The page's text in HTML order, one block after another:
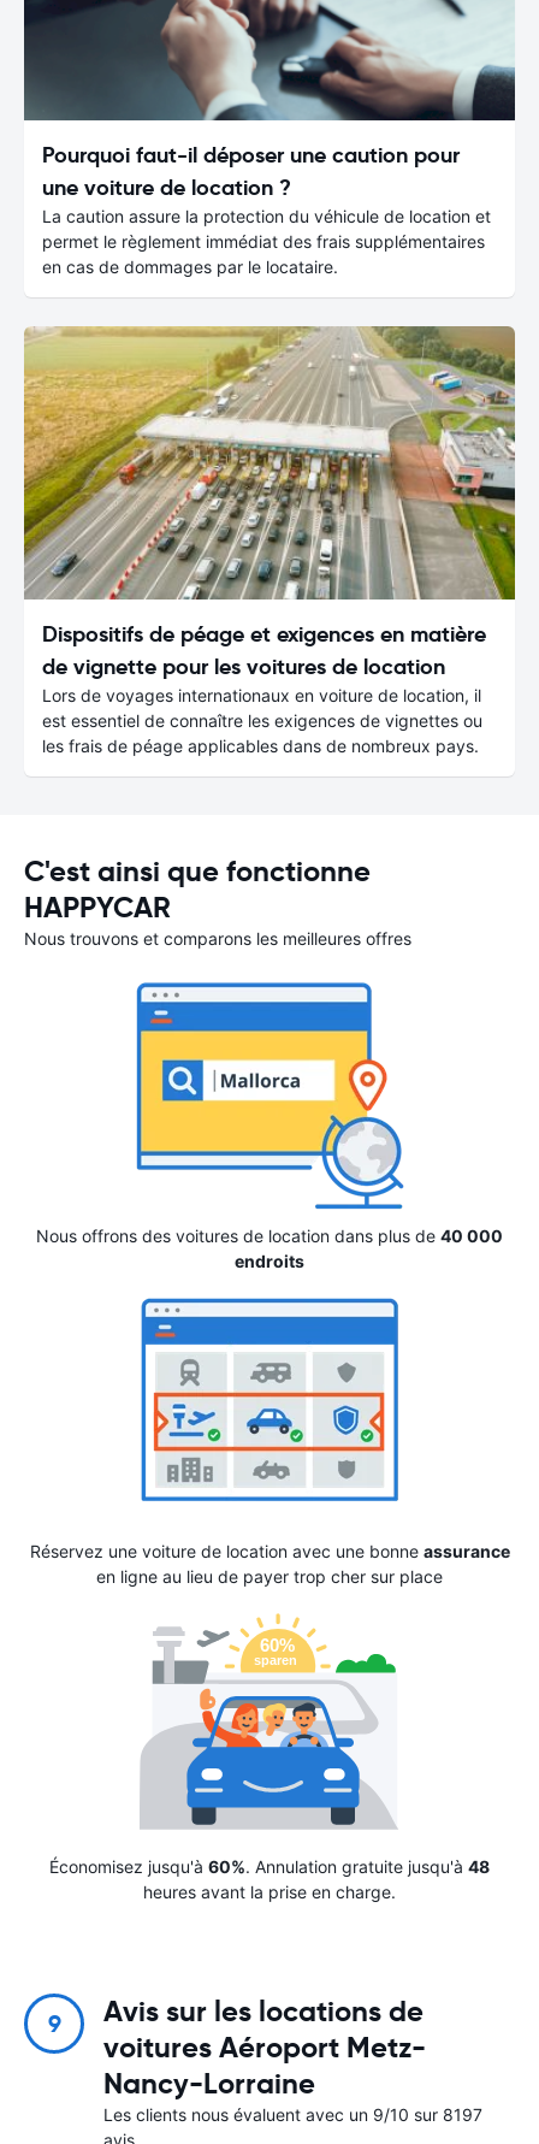
Pourquoi faut-il déposer une caution pour
une voiture de location ?
La caution assure la protection du véhicule de location et
permet le règlement immédiat des frais supplémentaires
en cas de dommages par le locataire.
Dispositifs de péage et exigences en matière
de vignette pour les voitures de location
Lors de voyages internationaux en voiture de location, il
est essentiel de connaître les exigences de vignettes ou
les frais de péage applicables dans de nombreux pays.
C'est ainsi que fonctionne
HAPPYCAR
Nous trouvons et comparons les meilleures offres
Nous offrons des voitures de location dans plus de 40 000
endroits
Réservez une voiture de location avec une bonne assurance
en ligne au lieu de payer trop cher sur place
Économisez jusqu'à 60%. Annulation gratuite jusqu'à 48
heures avant la prise en charge.
9
Avis sur les locations de
voitures Aéroport Metz-
Nancy-Lorraine
Les clients nous évaluent avec un 9/10 sur 8197
avis